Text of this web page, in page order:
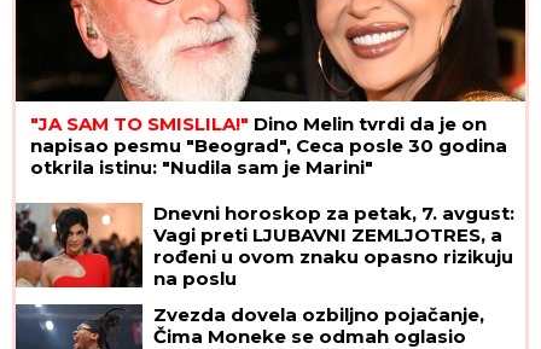
"JA SAM TO SMISLILA!" Dino Melin tvrdi da je on
napisao pesmu "Beograd", Ceca posle 30 godina
otkrila istinu: "Nudila sam je Marini"
Dnevni horoskop za petak, 7. avgust:
Vagi preti LJUBAVNI ZEMLJOTRES, a
rođeni u ovom znaku opasno rizikuju
na poslu
Zvezda dovela ozbiljno pojačanje,
Čima Moneke se odmah oglasio